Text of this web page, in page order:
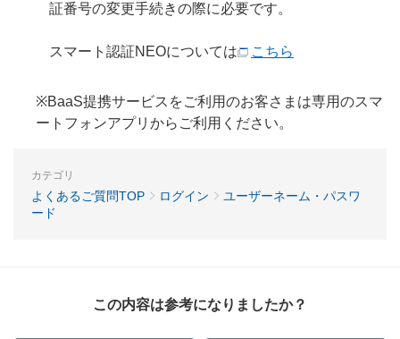
証番号の変更手続きの際に必要です。
スマート認証NEOについては こちら
※BaaS提携サービスをご利用のお客さまは専用のスマ
ートフォンアプリからご利用ください。
カテゴリ
よくあるご質問TOP ログイン
ユーザーネーム・パスワ
ード
この内容は参考になりましたか？